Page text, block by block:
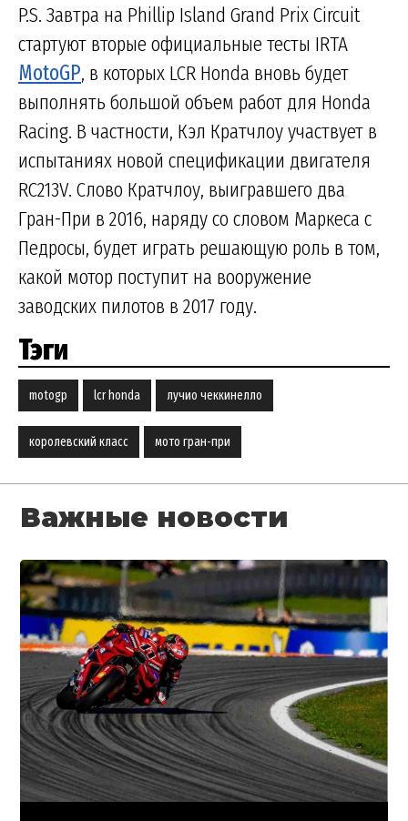
P.S. Завтра на Phillip Island Grand Prix Circuit
стартуют вторые официальные тесты IRTA
MotoGP, в которых LCR Honda вновь будет
выполнять большой объем работ для Honda
Racing. В частности, Кэл Кратчлоу участвует в
испытаниях новой спецификации двигателя
RC213V. Слово Кратчлоу, выигравшего два
Гран-При в 2016, наряду со словом Маркеса с
Педросы, будет играть решающую роль в том,
какой мотор поступит на вооружение
заводских пилотов в 2017 году.
Тэги
motogp lcr honda лучио чеккинелло
королевский класс мото гран-при
Важные новости